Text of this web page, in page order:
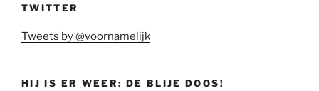
TWITTER
Tweets by @voornamelijk
HIJ IS ER WEER: DE BLIJE DOOS!